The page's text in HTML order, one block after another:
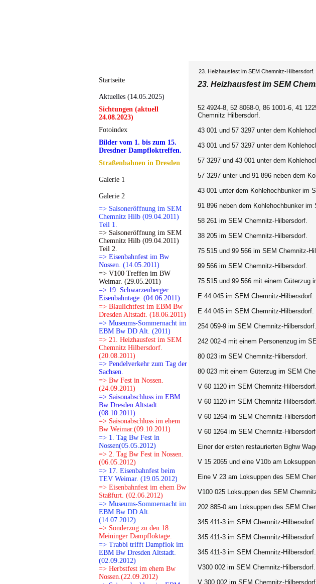
Startseite
Aktuelles (14.05.2025)
Sichtungen (aktuell
24.08.2023)
Fotoindex
Bilder vom 1. bis zum 15.
Dresdner Dampfloktreffen.
Straßenbahnen in Dresden
Galerie 1
Galerie 2
=> Saisoneröffnung im SEM
Chemnitz Hilb (09.04.2011)
Teil 1.
=> Saisoneröffnung im SEM
Chemnitz Hilb (09.04.2011)
Teil 2.
=> Eisenbahnfest im Bw
Nossen. (14.05.2011)
=> V100 Treffen im BW
Weimar. (29.05.2011)
=> 19. Schwarzenberger
Eisenbahntage. (04.06.2011)
=> Blaulichtfest im EBM Bw
Dresden Altstadt. (18.06.2011)
=> Museums-Sommernacht im
EBM Bw DD Alt. (2011)
=> 21. Heizhausfest im SEM
Chemnitz Hilbersdorf.
(20.08.2011)
=> Pendelverkehr zum Tag der
Sachsen.
=> Bw Fest in Nossen.
(24.09.2011)
=> Saisonabschluss im EBM
Bw Dresden Altstadt.
(08.10.2011)
=> Saisonabschluss im ehem
Bw Weimar.(09.10.2011)
=> 1. Tag Bw Fest in
Nossen(05.05.2012)
=> 2. Tag Bw Fest in Nossen.
(06.05.2012)
=> 17. Eisenbahnfest beim
TEV Weimar. (19.05.2012)
=> Eisenbahnfest im ehem Bw
Staßfurt. (02.06.2012)
=> Museums-Sommernacht im
EBM Bw DD Alt.
(14.07.2012)
=> Sonderzug zu den 18.
Meininger Dampfloktage.
=> Trabbi trifft Dampflok im
EBM Bw Dresden Altstadt.
(02.09.2012)
=> Herbstfest im ehem Bw
Nossen.(22.09.2012)
23. Heizhausfest im SEM Chemnitz-Hilbersdorf.
23. Heizhausfest im SEM
52 4924-8, 52 8068-0, 86 1001-6, 41
Chemnitz Hilbersdorf.
43 001 und 57 3297 unter dem
43 001 und 57 3297 unter dem
57 3297 und 43 001 unter dem
57 3297 unter und 91 896 neben dem
43 001 unter dem Kohlehochbunker im
91 896 neben dem Kohlehochbunker im
58 261 im SEM Chemnitz-Hilbersdorf.
38 205 im SEM Chemnitz-Hilbersdorf.
75 515 und 99 566 im SEM Chemnitz-
99 566 im SEM Chemnitz-Hilbersdorf.
75 515 und 99 566 mit einem Güterzug
E 44 045 im SEM Chemnitz-Hilbersdorf.
E 44 045 im SEM Chemnitz-Hilbersdorf.
254 059-9 im SEM Chemnitz-Hilbersdorf.
242 002-4 mit einem Personenzug im
80 023 im SEM Chemnitz-Hilbersdorf.
80 023 mit einem Güterzug im SEM
V 60 1120 im SEM Chemnitz-Hilbersdorf.
V 60 1120 im SEM Chemnitz-Hilbersdorf.
V 60 1264 im SEM Chemnitz-
V 60 1264 im SEM Chemnitz-
Einer der ersten restaurierten Bghw
V 15 2065 und eine V10b am
Eine V 23 am Loksuppen des SEM
V100 025 Loksuppen des SEM
202 885-0 am Loksuppen des SEM
345 411-3 im SEM Chemnitz-Hilbersdorf.
345 411-3 im SEM Chemnitz-Hilbersdorf.
345 411-3 im SEM Chemnitz-Hilbersdorf.
V300 002 im SEM Chemnitz-Hilbersdorf.
V 300 002 im SEM Chemnitz-